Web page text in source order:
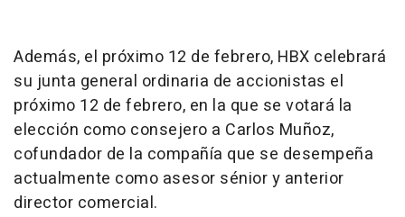
Además, el próximo 12 de febrero, HBX celebrará
su junta general ordinaria de accionistas el
próximo 12 de febrero, en la que se votará la
elección como consejero a Carlos Muñoz,
cofundador de la compañía que se desempeña
actualmente como asesor sénior y anterior
director comercial.